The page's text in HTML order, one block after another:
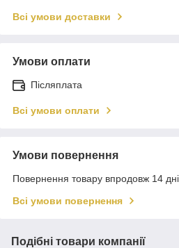
Всі умови доставки
Умови оплати
Післяплата
Всі умови оплати
Умови повернення
Повернення товару впродовж 14
Всі умови повернення
Подібні товари компанії